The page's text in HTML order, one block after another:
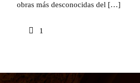
obras más desconocidas del […]
1